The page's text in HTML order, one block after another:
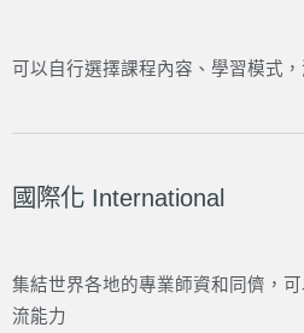
可以自行選擇課程內容、學習模式
國際化 International
集結世界各地的專業師資和同儕，
流能力